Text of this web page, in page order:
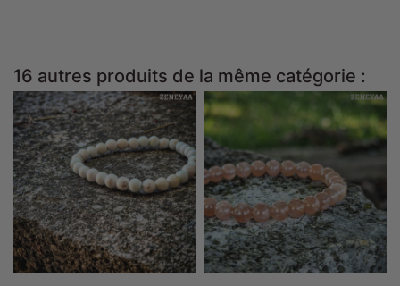
16 autres produits de la même catégorie :